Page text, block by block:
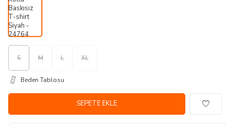
S M L XL
Beden Tablosu
SEPETE EKLE